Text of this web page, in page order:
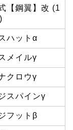
【鋼翼】改 (1
ハットα
メイルγ
クロウγ
スパインγ
フットβ